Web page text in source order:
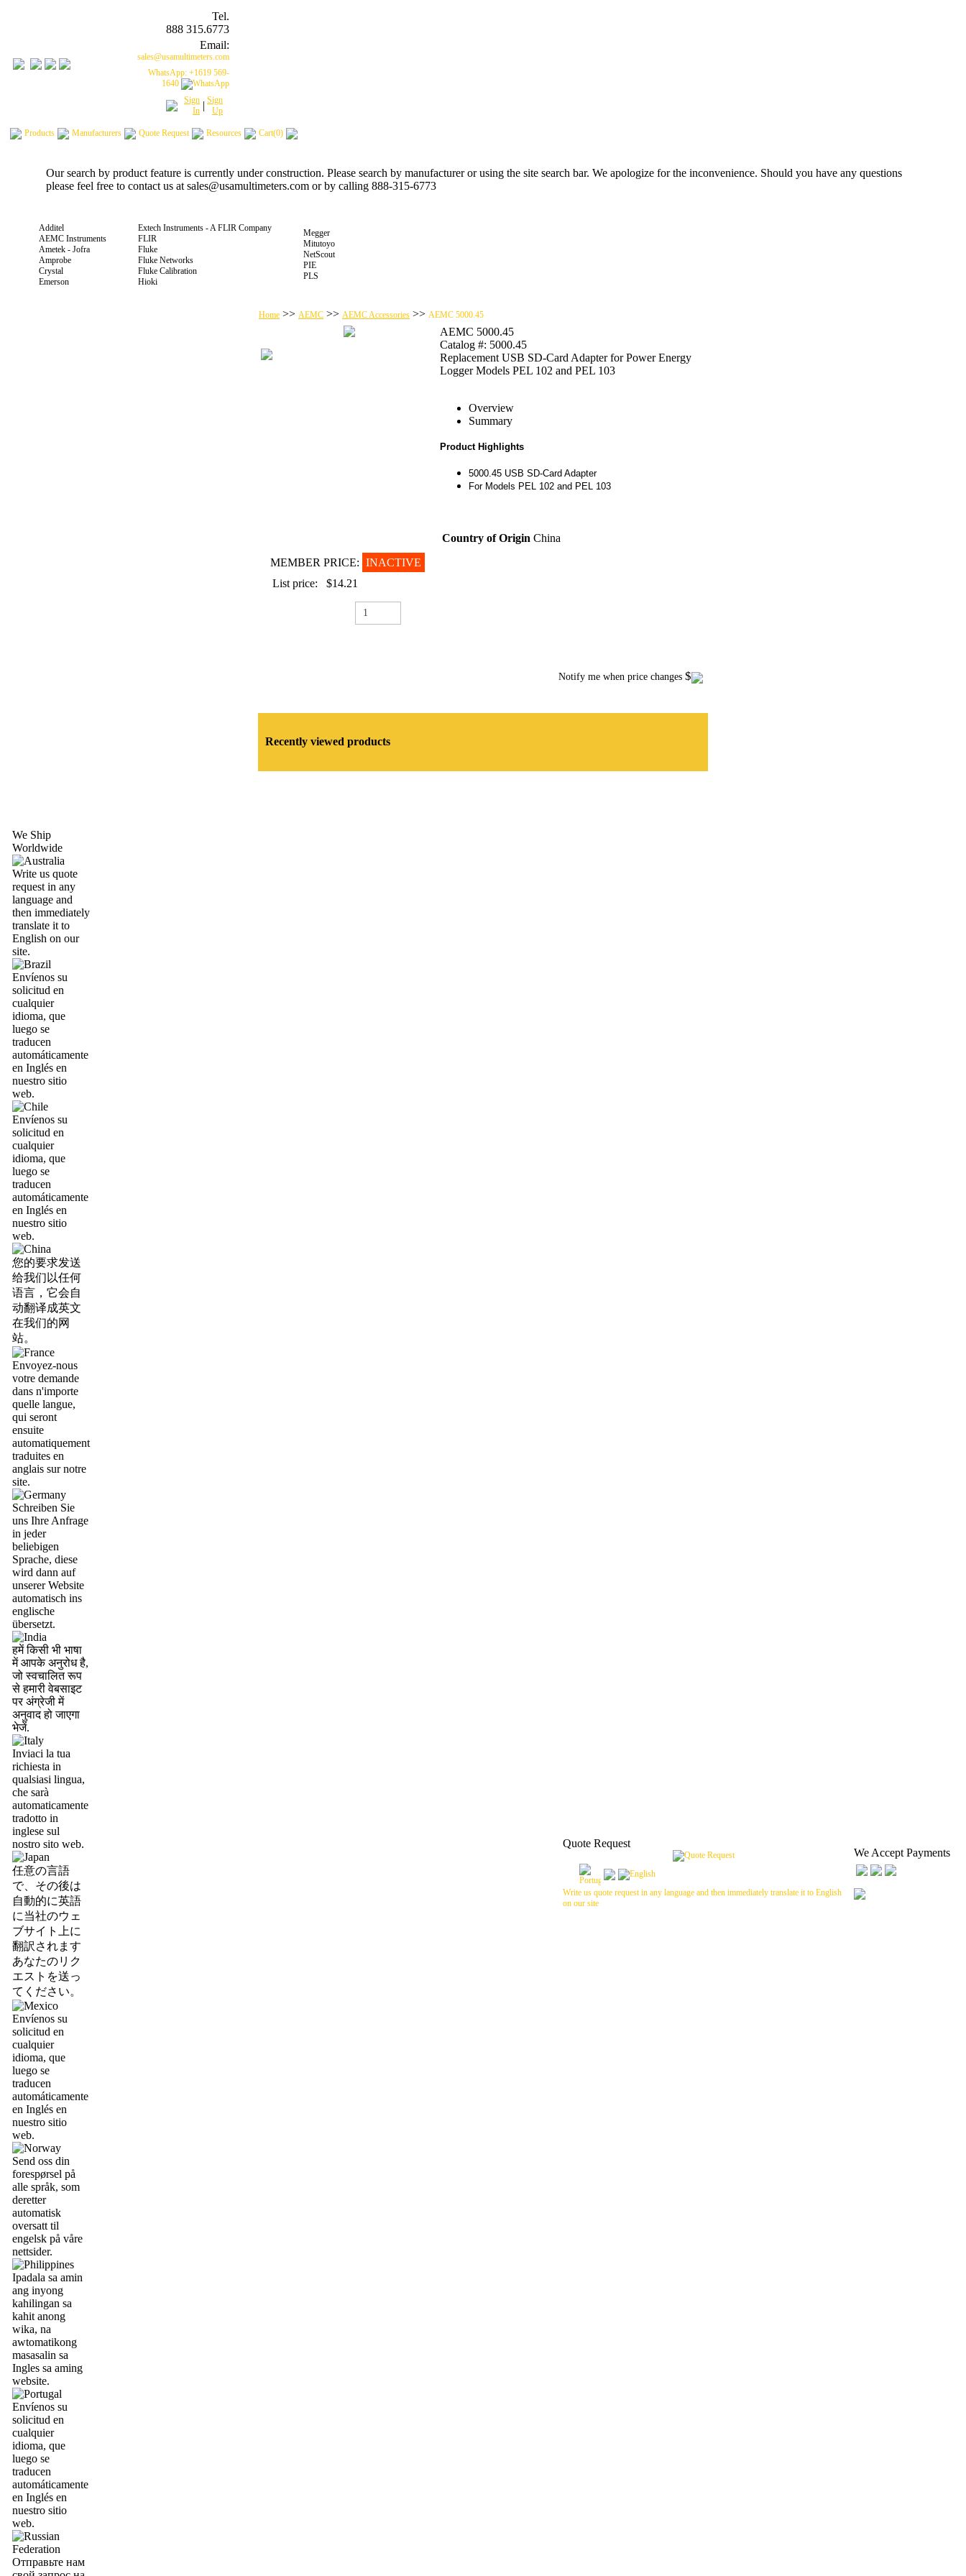
Tel.
888 315.6773
Email:
sales@usamultimeters.com
WhatsApp: +1619 569-
1640
Sign
In | Sign
Up
Products Manufacturers Quote Request Resources Cart(0)
Our search by product feature is currently under construction. Please search by manufacturer or using the site search bar. We apologize for the inconvenience. Should you have any questions
please feel free to contact us at sales@usamultimeters.com or by calling 888-315-6773
Additel
AEMC Instruments
Ametek - Jofra
Amprobe
Crystal
Emerson
Extech Instruments - A FLIR Company
FLIR
Fluke
Fluke Networks
Fluke Calibration
Hioki
Megger
Mitutoyo
NetScout
PIE
PLS
Home >> AEMC >> AEMC Accessories >> AEMC 5000.45
AEMC 5000.45
Catalog #: 5000.45
Replacement USB SD-Card Adapter for Power Energy
Logger Models PEL 102 and PEL 103
Overview
Summary
Product Highlights
5000.45 USB SD-Card Adapter
For Models PEL 102 and PEL 103
Country of Origin China
MEMBER PRICE: INACTIVE
List price:
$14.21
Notify me when price changes $
Recently viewed products
We Ship
Worldwide
Write us quote
request in any
language and
then immediately
translate it to
English on our
site.
Envíenos su
solicitud en
cualquier
idioma, que
luego se
traducen
automáticamente
en Inglés en
nuestro sitio
web.
Envíenos su
solicitud en
cualquier
idioma, que
luego se
traducen
automáticamente
en Inglés en
nuestro sitio
web.
您的要求发送
给我们以任何
语言，它会自
动翻译成英文
在我们的网
站。
Envoyez-nous
votre demande
dans n'importe
quelle langue,
qui seront
ensuite
automatiquement
traduites en
anglais sur notre
site.
Schreiben Sie
uns Ihre Anfrage
in jeder
beliebigen
Sprache, diese
wird dann auf
unserer Website
automatisch ins
englische
übersetzt.
हमें किसी भी भाषा
में आपके अनुरोध है,
जो स्वचालित रूप
से हमारी वेबसाइट
पर अंग्रेजी में
अनुवाद हो जाएगा
भेजें.
Inviaci la tua
richiesta in
qualsiasi lingua,
che sarà
automaticamente
tradotto in
inglese sul
nostro sito web.
任意の言語
で、その後は
自動的に英語
に当社のウェ
ブサイト上に
翻訳されます
あなたのリク
エストを送っ
てください。
Envíenos su
solicitud en
cualquier
idioma, que
luego se
traducen
automáticamente
en Inglés en
nuestro sitio
web.
Send oss din
forespørsel på
alle språk, som
deretter
automatisk
oversatt til
engelsk på våre
nettsider.
Ipadala sa amin
ang inyong
kahilingan sa
kahit anong
wika, na
awtomatikong
masasalin sa
Ingles sa aming
website.
Envíenos su
solicitud en
cualquier
idioma, que
luego se
traducen
automáticamente
en Inglés en
nuestro sitio
web.
Отправьте нам
Quote Request
Write us quote request in any language and then immediately translate it to English
on our site
We Accept Payments